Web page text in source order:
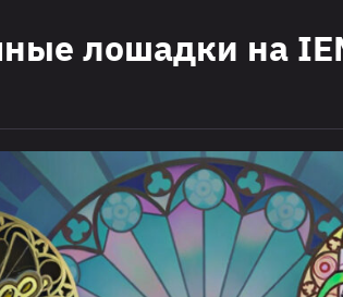
лошадки на